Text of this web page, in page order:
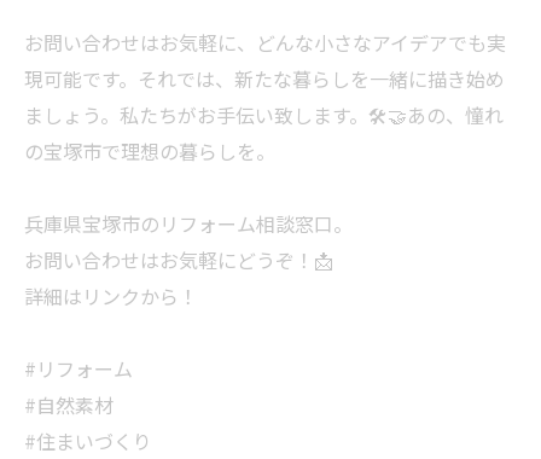
お問い合わせはお気軽に、どんな小さなアイデアでも実
現可能です。それでは、新たな暮らしを一緒に描き始め
ましょう。私たちがお手伝い致します。🛠️🤝あの、憧れ
の宝塚市で理想の暮らしを。
兵庫県宝塚市のリフォーム相談窓口。
お問い合わせはお気軽にどうぞ！📩
詳細はリンクから！
#リフォーム
#自然素材
#住まいづくり